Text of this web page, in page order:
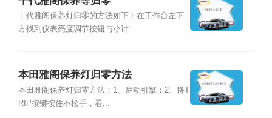
十代雅阁保养灯归零的方法如下：在工作台左下
方找到仪表亮度调节按钮与小计...
本田雅阁保养灯归零方法
本田雅阁保养灯归零方法：1、启动引擎；2、将T
RIP按键按住不松手，看...